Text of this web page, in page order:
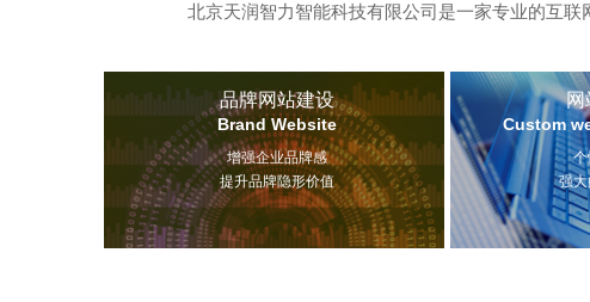
北京天润智力智能科技有限公司是一家专业的互联
品牌网站建设
Brand Website
增强企业品牌感
提升品牌隐形价值
网
Custom
强